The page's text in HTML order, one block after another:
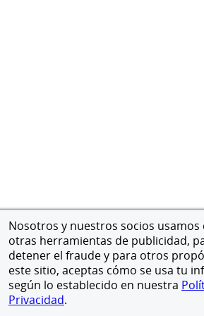
Nosotros y nuestros socios usamos
otras herramientas de publicidad,
detener el fraude y para otros
este sitio, aceptas cómo se usa tu
según lo establecido en nuestra
Privacidad.